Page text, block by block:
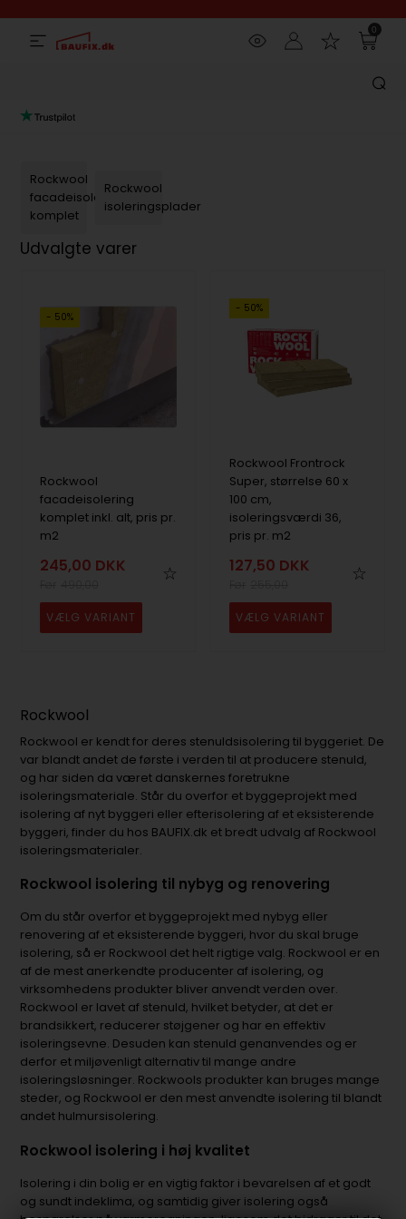
0
Rockwool
facadeisolering
komplet
Rockwool
isoleringsplader
Udvalgte varer
- 50%
Rockwool
facadeisolering
komplet inkl. alt, pris pr.
m2
245,00 DKK
- 50%
Rockwool Frontrock
Super, størrelse 60 x
100 cm,
isoleringsværdi 36,
pris pr. m2
127,50 DKK
Rockwool
Rockwool er kendt for deres stenuldsisolering til byggeriet. De
var blandt andet de første i verden til at producere stenuld,
og har siden da været danskernes foretrukne
isoleringsmateriale. Står du overfor et byggeprojekt med
isolering af nyt byggeri eller efterisolering af et eksisterende
byggeri, finder du hos BAUFIX.dk et bredt udvalg af Rockwool
isoleringsmaterialer.
Rockwool isolering til nybyg og renovering
Om du står overfor et byggeprojekt med nybyg eller
renovering af et eksisterende byggeri, hvor du skal bruge
isolering, så er Rockwool det helt rigtige valg. Rockwool er en
af de mest anerkendte producenter af isolering, og
virksomhedens produkter bliver anvendt verden over.
Rockwool er lavet af stenuld, hvilket betyder, at det er
brandsikkert, reducerer støjgener og har en effektiv
isoleringsevne. Desuden kan stenuld genanvendes og er
derfor et miljøvenligt alternativ til mange andre
isoleringsløsninger. Rockwools produkter kan bruges mange
steder, og Rockwool er den mest anvendte isolering til blandt
andet hulmursisolering.
Rockwool isolering i høj kvalitet
Isolering i din bolig er en vigtig faktor i bevarelsen af et godt
og sundt indeklima, og samtidig giver isolering også